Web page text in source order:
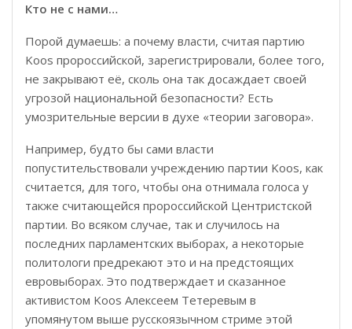
Кто не с нами…
Порой думаешь: а почему власти, считая партию
Koos пророссийской, зарегистрировали, более того,
не закрывают её, сколь она так досаждает своей
угрозой национальной безопасности? Есть
умозрительные версии в духе «теории заговора».
Например, будто бы сами власти
попустительствовали учреждению партии Koos, как
считается, для того, чтобы она отнимала голоса у
также считающейся пророссийской Центристской
партии. Во всяком случае, так и случилось на
последних парламентских выборах, а некоторые
политологи предрекают это и на предстоящих
евровыборах. Это подтверждает и сказанное
активистом Koos Алексеем Тетеревым в
упомянутом выше русскоязычном стриме этой